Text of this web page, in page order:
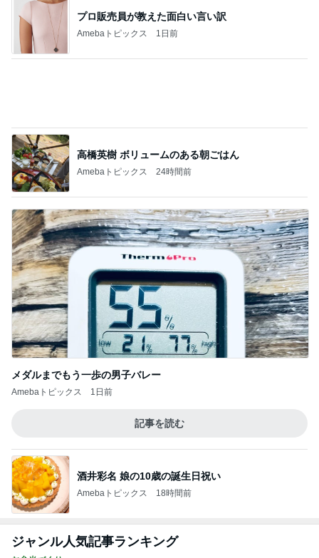
メダルまでもう一歩の男子バレー
Amebaトピックス
記事を読む
酒井彩名 娘の10歳の誕生日祝い
Amebaトピックス 18時間前
ジャンル人気記事ランキング
お弁当づくり
✱一時休業のお知らせ✱
2
〈涙〉
3
感動した分厚いソースカツ丼と我が家の茗荷
収穫とドルフィン弁当